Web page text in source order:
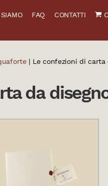
FAQ CONTATTI
| Le confezioni di carta
da